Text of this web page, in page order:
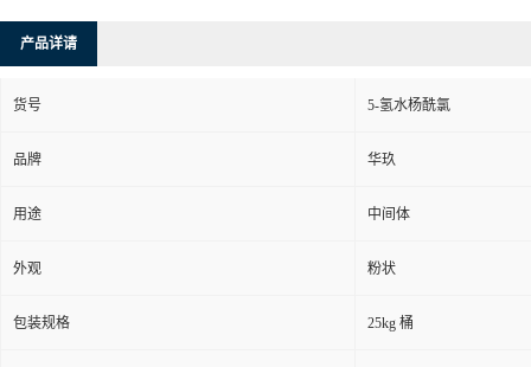
产品详请
货号 5-氢水杨酰氯
品牌 华玖
用途 中间体
外观 粉状
包装规格 25kg 桶